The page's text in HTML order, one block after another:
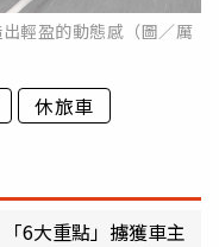
輕盈的動態感（圖／厲
休旅車
6大重點」擄獲車主